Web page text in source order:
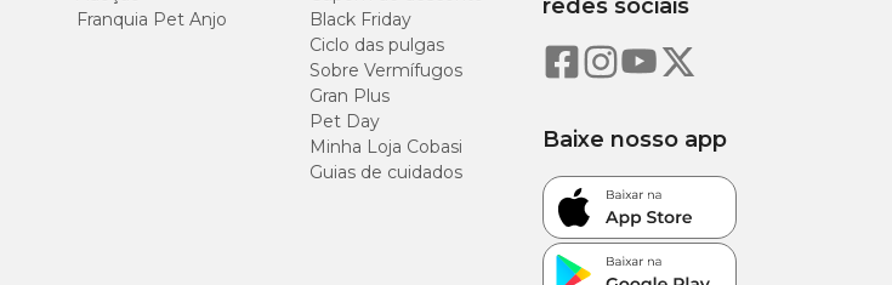
Franquia Pet Anjo
Black Friday
Ciclo das pulgas
Sobre Vermífugos
Gran Plus
Pet Day
Minha Loja Cobasi
Guias de cuidados
redes sociais
Baixe nosso app